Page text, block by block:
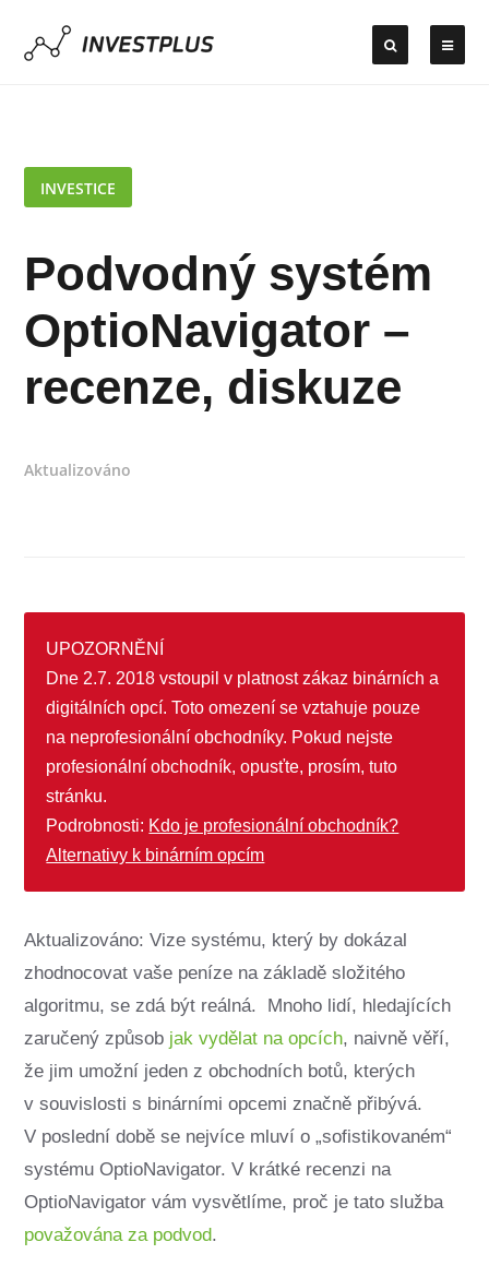
INVESTICE
Podvodný systém
OptioNavigator –
recenze, diskuze
Aktualizováno
UPOZORNĚNÍ
Dne 2.7. 2018 vstoupil v platnost zákaz binárních a
digitálních opcí. Toto omezení se vztahuje pouze
na neprofesionální obchodníky. Pokud nejste
profesionální obchodník, opusťte, prosím, tuto
stránku.
Podrobnosti: Kdo je profesionální obchodník?
Alternativy k binárním opcím
Aktualizováno: Vize systému, který by dokázal
zhodnocovat vaše peníze na základě složitého
algoritmu, se zdá být reálná. Mnoho lidí, hledajících
zaručený způsob jak vydělat na opcích, naivně věří,
že jim umožní jeden z obchodních botů, kterých
v souvislosti s binárními opcemi značně přibývá.
V poslední době se nejvíce mluví o „sofistikovaném“
systému OptioNavigator. V krátké recenzi na
OptioNavigator vám vysvětlíme, proč je tato služba
považována za podvod.